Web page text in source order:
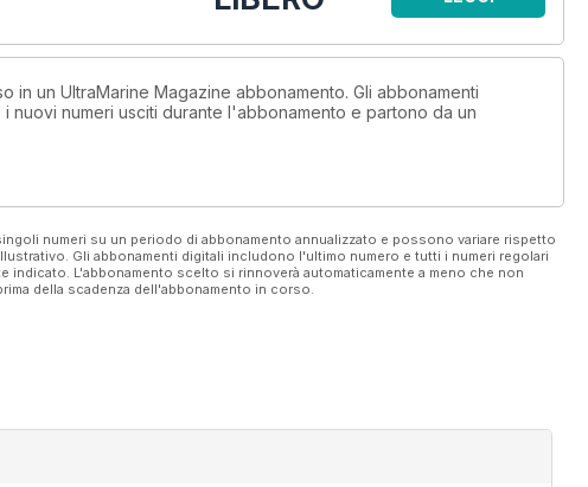
in un UltraMarine Magazine abbonamento. Gli abbonamenti
nuovi numeri usciti durante l'abbonamento e partono da un
numeri su un periodo di abbonamento annualizzato e possono variare rispetto
Gli abbonamenti digitali includono l'ultimo numero e tutti i numeri regolari
indicato. L'abbonamento scelto si rinnoverà automaticamente a meno che non
della scadenza dell'abbonamento in corso.